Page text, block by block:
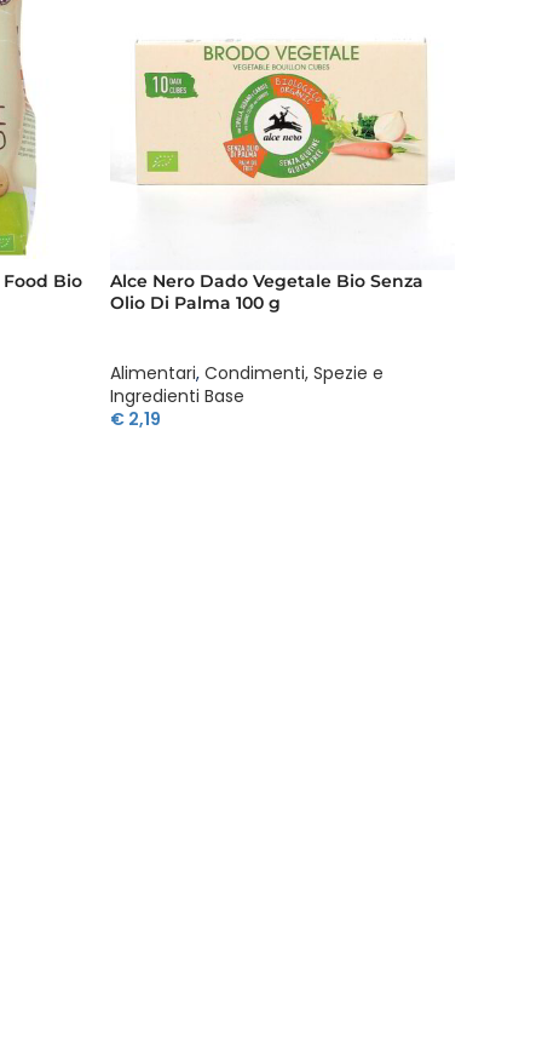
Bio
Alce Nero Dado Vegetale Bio Senza
Olio Di Palma 100 g
Alimentari, Condimenti, Spezie e
Ingredienti Base
€2,19